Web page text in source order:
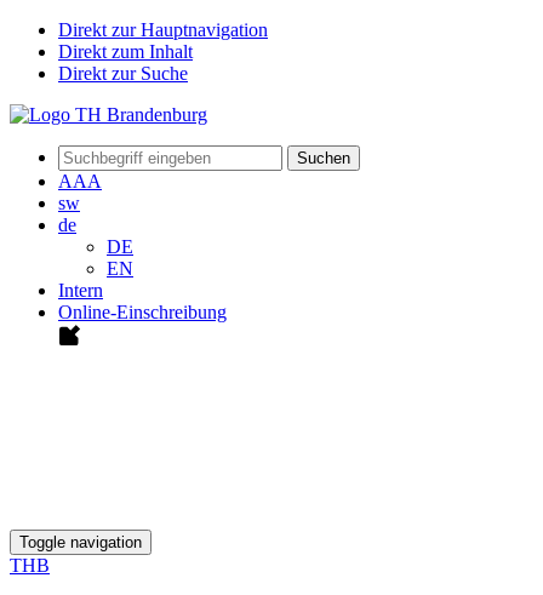
Direkt zur Hauptnavigation
Direkt zum Inhalt
Direkt zur Suche
Suchen
AAA
sw
de
DE
EN
Intern
Online-Einschreibung
Toggle navigation
THB